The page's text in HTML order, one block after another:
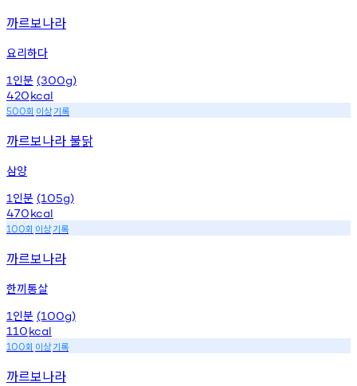
까르보나라
요리하다
1 인분 (300g)
420kcal
500회 이상기록
까르보나라 불닭
삼양
1 인분 (105g)
470kcal
100회 이상기록
까르보나라
한끼통살
1 인분 (100g)
110kcal
100회 이상기록
까르보나라